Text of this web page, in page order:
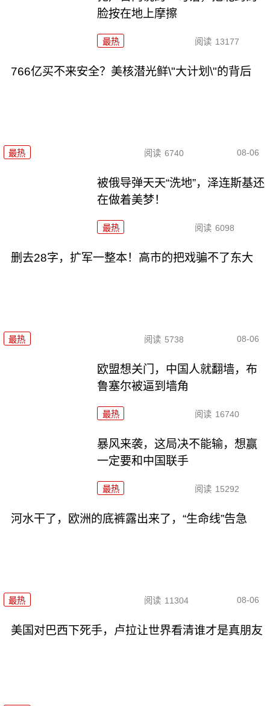
脸按在地上摩擦
最热 阅读 13177
766亿买不来安全？美核潜光鲜\"大计划\"的背后
最热 阅读 6740 08-06
被俄导弹天天“洗地”，泽连斯基还
在做着美梦！
最热 阅读 6098
删去28字，扩军一整本！高市的把戏骗不了东大
最热 阅读 5738 08-06
欧盟想关门，中国人就翻墙，布
鲁塞尔被逼到墙角
最热 阅读 16740
暴风来袭，这局决不能输，想赢
一定要和中国联手
最热 阅读 15292
河水干了，欧洲的底裤露出来了，“生命线”告急
最热 阅读 11304 08-06
美国对巴西下死手，卢拉让世界看清谁才是真朋友